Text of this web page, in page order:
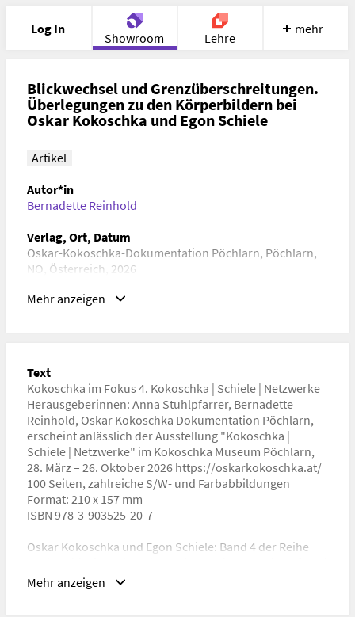
Log In
Showroom Lehre
Portfolio Image
Meet Recherche
mehr
Blickwechsel und Grenzüberschreitungen.
Überlegungen zu den Körperbildern bei
Oskar Kokoschka und Egon Schiele
Artikel
Autor*in
Bernadette Reinhold
Verlag, Ort, Datum
Oskar-Kokoschka-Dokumentation Pöchlarn, Pöchlarn,
NO, Österreich, 2026
Schlagwörter
URL
https://oskarkokoschka.at/kokoschka-im-fokus.php
Mehr anzeigen
Text
Kokoschka im Fokus 4. Kokoschka | Schiele | Netzwerke
Herausgeberinnen: Anna Stuhlpfarrer, Bernadette
Reinhold, Oskar Kokoschka Dokumentation Pöchlarn,
erscheint anlässlich der Ausstellung "Kokoschka |
Schiele | Netzwerke" im Kokoschka Museum Pöchlarn,
28. März – 26. Oktober 2026 https://oskarkokoschka.at/
100 Seiten, zahlreiche S/W- und Farbabbildungen
Format: 210 x 157 mm
ISBN 978-3-903525-20-7
Oskar Kokoschka und Egon Schiele: Band 4 der Reihe
der herausragendsten Künstlerpersönlichkeiten der
Moderne. Das Streben nach Anerkennung und Erfolg der
Mehr anzeigen